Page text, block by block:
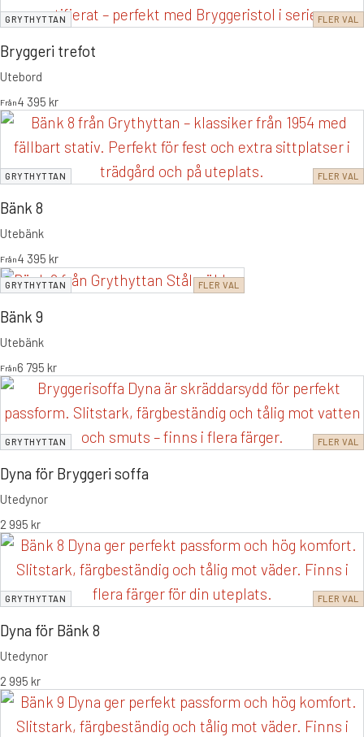
GRYTHYTTAN FLER VAL
Bryggeri trefot
Utebord
Från4 395 kr
GRYTHYTTAN FLER VAL
Bänk 8
Utebänk
Från4 395 kr
GRYTHYTTAN FLER VAL
Bänk 9
Utebänk
Från6 795 kr
GRYTHYTTAN FLER VAL
Dyna för Bryggeri soffa
Utedynor
2 995 kr
GRYTHYTTAN FLER VAL
Dyna för Bänk 8
Utedynor
2 995 kr